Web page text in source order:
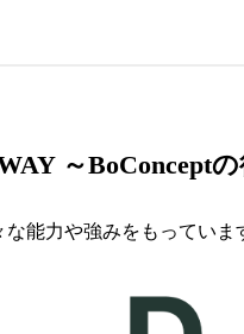
～BoConcept
能力や強みをもってい